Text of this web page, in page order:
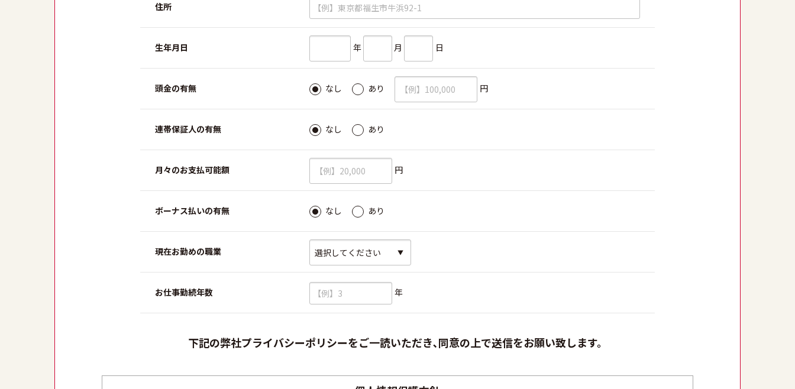
住所
生年月日 年 月 日
頭金の有無 なし あり 円
連帯保証人の有無 なし あり
月々のお支払可能額 円
ボーナス払いの有無 なし あり
現在お勤めの職業
お仕事勤続年数 年
下記の弊社プライバシーポリシーをご一読いただき､同意の上で送信をお願い致します。